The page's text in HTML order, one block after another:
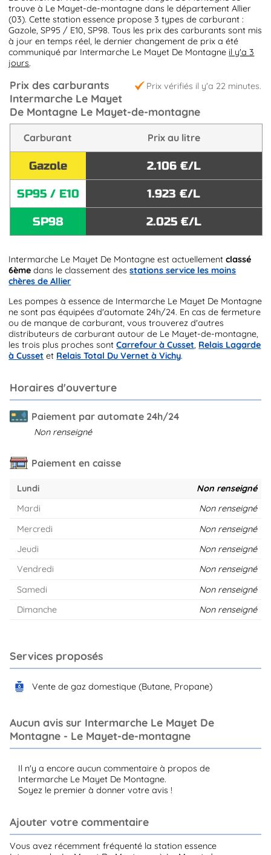
trouve à Le Mayet-de-montagne dans le département Allier
(03). Cette station essence propose 3 types de carburant :
Gazole, SP95 / E10, SP98. Tous les prix des carburants sont mis
à jour en temps réel, le dernier changement de prix a été
communiqué par Intermarche Le Mayet De Montagne il y'a 3
jours.
Prix vérifiés il y'a 22 minutes.
Prix des carburants
Intermarche Le Mayet
De Montagne Le Mayet-de-montagne
Carburant Prix au litre
Gazole
2.106 €/L
SP95 / E10
1.923 €/L
SP98
2.025 €/L
Intermarche Le Mayet De Montagne est actuellementclassé
6ème dans le classement desstations service les moins
chères de Allier
Les pompes à essence de Intermarche Le Mayet De Montagne
ne sont pas équipées d'automate 24h/24. En cas de fermeture
ou de manque de carburant, vous trouverez d'autres
distributeurs de carburant autour de Le Mayet-de-montagne,
les trois plus proches sontCarrefour à Cusset, Relais Lagarde
à Cusset et Relais Total Du Vernet à Vichy.
Horaires d'ouverture
Paiement par automate 24h/24
Non renseigné
Paiement en caisse
Lundi
Non renseigné
Mardi
Non renseigné
Mercredi
Non renseigné
Jeudi
Non renseigné
Vendredi
Non renseigné
Samedi
Non renseigné
Dimanche
Non renseigné
Services proposés
Vente de gaz domestique (Butane, Propane)
Aucun avis sur Intermarche Le Mayet De
Montagne - Le Mayet-de-montagne
Il n'y a encore aucun commentaire à propos de
Intermarche Le Mayet De Montagne.
Soyez le premier à donner votre avis !
Ajouter votre commentaire
Vous avez récemment fréquenté la station essence